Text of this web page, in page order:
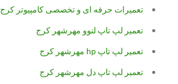
تعمیرات حرفه ای و تخصصی کامپیوتر کرج
تعمیر لپ تاپ لنوو مهرشهر کرج
تعمیر لپ تاپ hp مهرشهر کرج
تعمیر لپ تاپ دل مهرشهر کرج